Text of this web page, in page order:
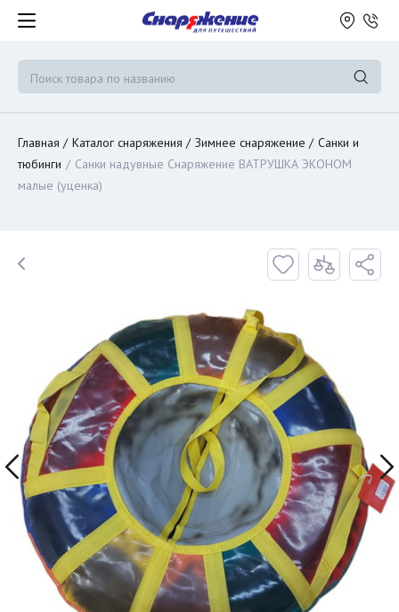
Главная Каталог снаряжения Зимнее снаряжение
Санки и
тюбинги
Санки надувные Снаряжение ВАТРУШКА ЭКОНОМ
малые (уценка)